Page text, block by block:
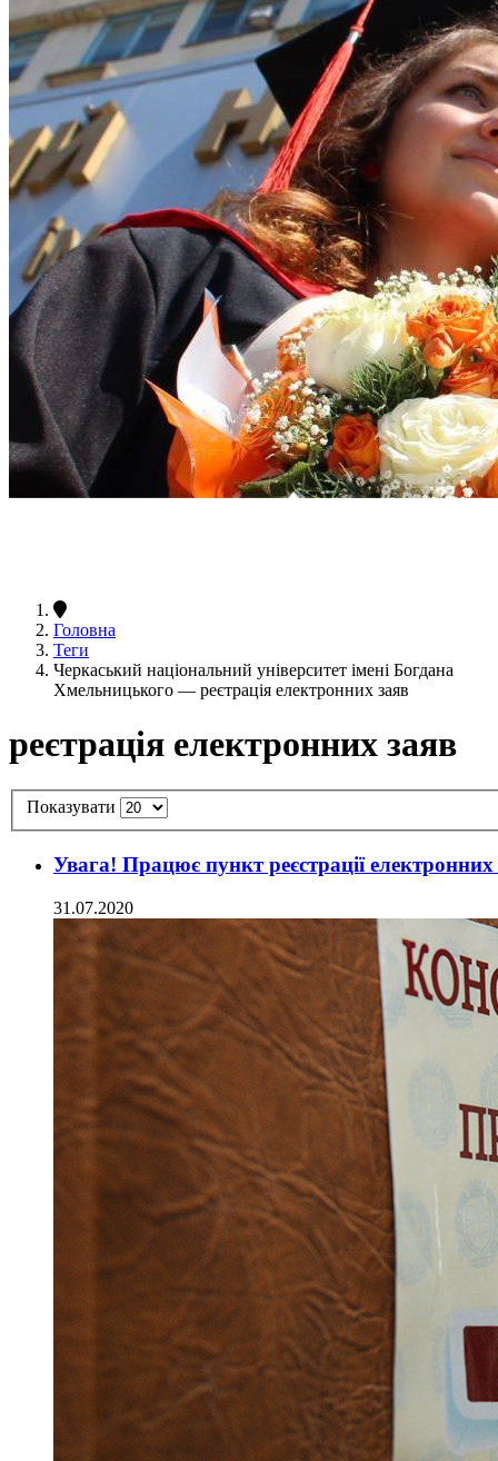
Головна
Теги
Черкаський національний університет імені Богдана
Хмельницького — реєтрація електронних заяв
реєтрація електронних заяв
Показувати
Увага! Працює пункт реєстрації електронних
31.07.2020